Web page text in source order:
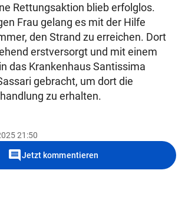
Rettungsaktion blieb erfolglos.
Frau gelang es mit der Hilfe
den Strand zu erreichen. Dort
erstversorgt und mit einem
das Krankenhaus Santissima
gebracht, um dort die
zu erhalten.
21:50
commentJetzt kommentieren